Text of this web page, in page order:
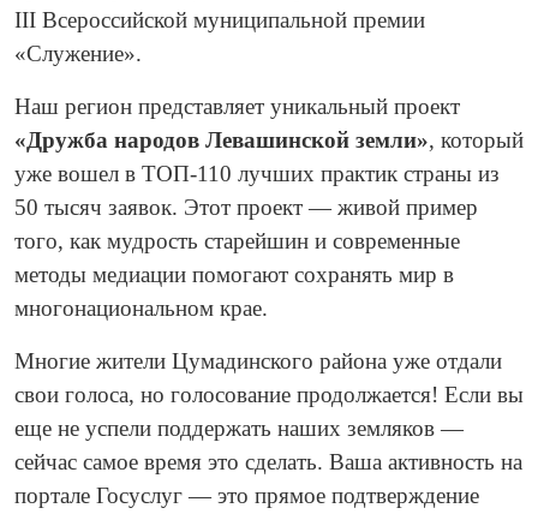
III Всероссийской муниципальной премии
«Служение».
Наш регион представляет уникальный проект
«Дружба народов Левашинской земли», который
уже вошел в ТОП-110 лучших практик страны из
50 тысяч заявок. Этот проект — живой пример
того, как мудрость старейшин и современные
методы медиации помогают сохранять мир в
многонациональном крае.
Многие жители Цумадинского района уже отдали
свои голоса, но голосование продолжается! Если вы
еще не успели поддержать наших земляков —
сейчас самое время это сделать. Ваша активность на
портале Госуслуг — это прямое подтверждение